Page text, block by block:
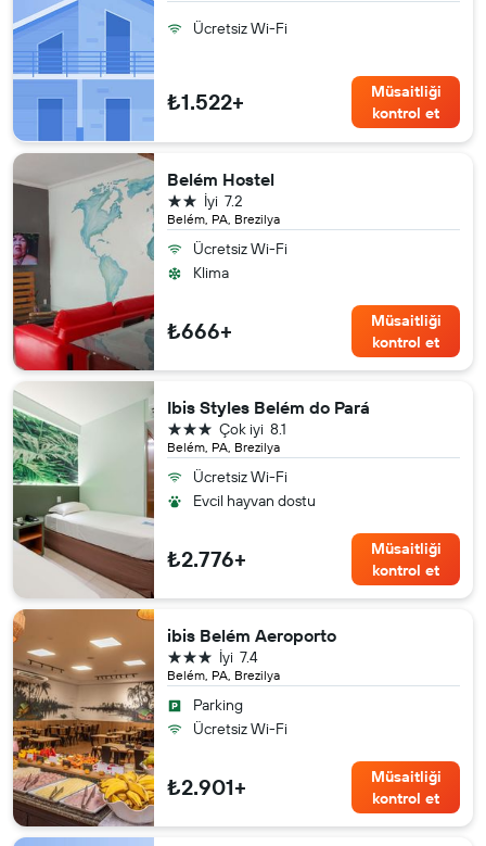
Ücretsiz Wi-Fi
₺1.522+
Müsaitliği
kontrol et
Belém Hostel
Belém, PA, Brezilya
7.2
İyi
2 yıldız
Ücretsiz Wi-Fi
Klima
₺666+
Müsaitliği
kontrol et
Ibis Styles Belém do Pará
Belém, PA, Brezilya
8.1
Çok iyi
3 yıldız
Ücretsiz Wi-Fi
Evcil hayvan dostu
₺2.776+
Müsaitliği
kontrol et
ibis Belém Aeroporto
Belém, PA, Brezilya
7.4
İyi
3 yıldız
Parking
Ücretsiz Wi-Fi
₺2.901+
Müsaitliği
kontrol et